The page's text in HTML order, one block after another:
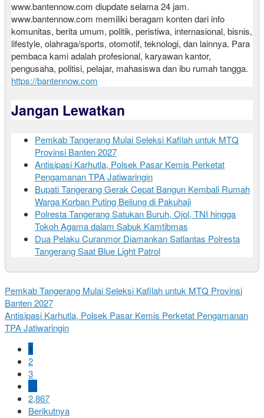
www.bantennow.com diupdate selama 24 jam.
www.bantennow.com memiliki beragam konten dari info
komunitas, berita umum, politik, peristiwa, internasional, bisnis,
lifestyle, olahraga/sports, otomotif, teknologi, dan lainnya. Para
pembaca kami adalah profesional, karyawan kantor,
pengusaha, politisi, pelajar, mahasiswa dan ibu rumah tangga.
https://bantennow.com
Jangan Lewatkan
Pemkab Tangerang Mulai Seleksi Kafilah untuk MTQ
Provinsi Banten 2027
Antisipasi Karhutla, Polsek Pasar Kemis Perketat
Pengamanan TPA Jatiwaringin
Bupati Tangerang Gerak Cepat Bangun Kembali Rumah
Warga Korban Puting Beliung di Pakuhaji
Polresta Tangerang Satukan Buruh, Ojol, TNI hingga
Tokoh Agama dalam Sabuk Kamtibmas
Dua Pelaku Curanmor Diamankan Satlantas Polresta
Tangerang Saat Blue Light Patrol
Pemkab Tangerang Mulai Seleksi Kafilah untuk MTQ Provinsi
Banten 2027
Antisipasi Karhutla, Polsek Pasar Kemis Perketat Pengamanan
TPA Jatiwaringin
1
2
3
…
2,867
Berikutnya